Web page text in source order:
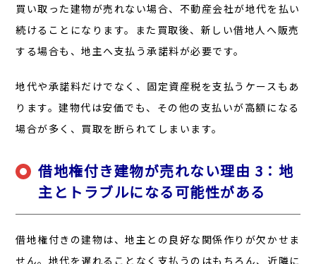
買い取った建物が売れない場合、不動産会社が地代を払い
続けることになります。また買取後、新しい借地人へ販売
する場合も、地主へ支払う承諾料が必要です。
地代や承諾料だけでなく、固定資産税を支払うケースもあ
ります。建物代は安価でも、その他の支払いが高額になる
場合が多く、買取を断られてしまいます。
借地権付き建物が売れない理由 3：地
主とトラブルになる可能性がある
借地権付きの建物は、地主との良好な関係作りが欠かせま
せん。地代を遅れることなく支払うのはもちろん、近隣に